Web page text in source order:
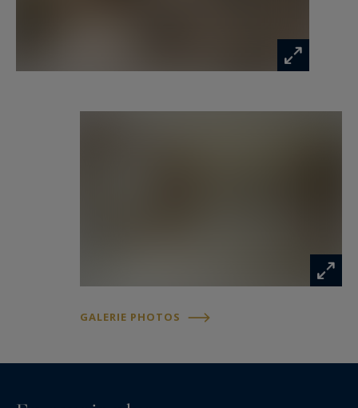
Il est complété par deux places de parking
extérieures, un grand box intérieur issu de la
GALERIE PHOTOS